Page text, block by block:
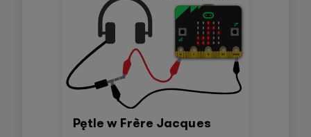
Pętle w Frère Jacques